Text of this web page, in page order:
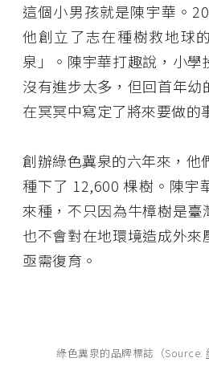
這個小男孩就是陳宇華。
他創立了志在種樹救地球
泉」。陳宇華打趣說，小學
沒有進步太多，但回首年幼
在冥冥中寫定了將來要做的
創辦綠色冀泉的六年來，他
種下了 12,600 棵樹。陳宇
來種，不只因為牛樟樹是臺
也不會對在地環境造成外來
亟需復育。
綠色糞泉的品牌標誌（Source: